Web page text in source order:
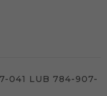
041 LUB 784-907-